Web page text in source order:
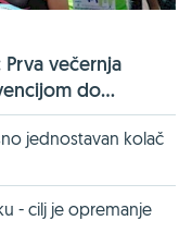
večernja
do...
jednostavan kolač
- cilj je opremanje